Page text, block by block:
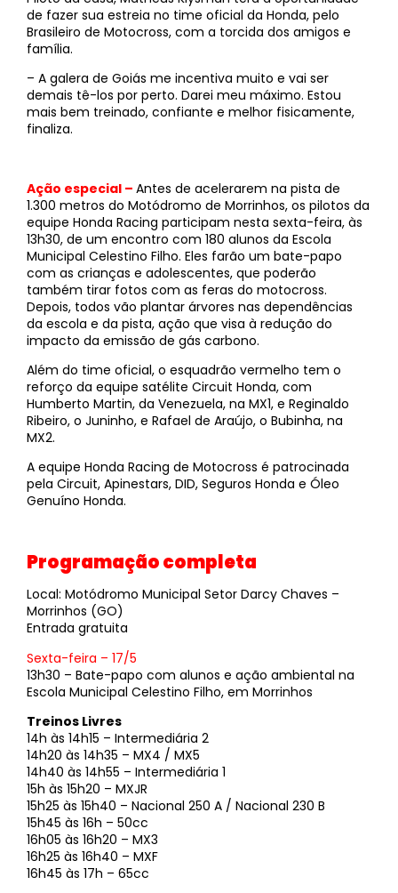
de fazer sua estreia no time oficial da Honda, pelo
Brasileiro de Motocross, com a torcida dos amigos e
família.
– A galera de Goiás me incentiva muito e vai ser
demais tê-los por perto. Darei meu máximo. Estou
mais bem treinado, confiante e melhor fisicamente,
finaliza.
Ação especial – Antes de acelerarem na pista de
1.300 metros do Motódromo de Morrinhos, os pilotos da
equipe Honda Racing participam nesta sexta-feira, às
13h30, de um encontro com 180 alunos da Escola
Municipal Celestino Filho. Eles farão um bate-papo
com as crianças e adolescentes, que poderão
também tirar fotos com as feras do motocross.
Depois, todos vão plantar árvores nas dependências
da escola e da pista, ação que visa à redução do
impacto da emissão de gás carbono.
Além do time oficial, o esquadrão vermelho tem o
reforço da equipe satélite Circuit Honda, com
Humberto Martin, da Venezuela, na MX1, e Reginaldo
Ribeiro, o Juninho, e Rafael de Araújo, o Bubinha, na
MX2.
A equipe Honda Racing de Motocross é patrocinada
pela Circuit, Apinestars, DID, Seguros Honda e Óleo
Genuíno Honda.
Programação completa
Local: Motódromo Municipal Setor Darcy Chaves –
Morrinhos (GO)
Entrada gratuita
Sexta-feira – 17/5
13h30 – Bate-papo com alunos e ação ambiental na
Escola Municipal Celestino Filho, em Morrinhos
Treinos Livres
14h às 14h15 – Intermediária 2
14h20 às 14h35 – MX4 / MX5
14h40 às 14h55 – Intermediária 1
15h às 15h20 – MXJR
15h25 às 15h40 – Nacional 250 A / Nacional 230 B
15h45 às 16h – 50cc
16h05 às 16h20 – MX3
16h25 às 16h40 – MXF
16h45 às 17h – 65cc